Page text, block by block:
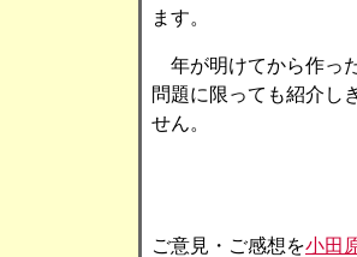
ます。
年が明けてから作っ
問題に限っても紹介し
せん。
ご意見・ご感想を小田